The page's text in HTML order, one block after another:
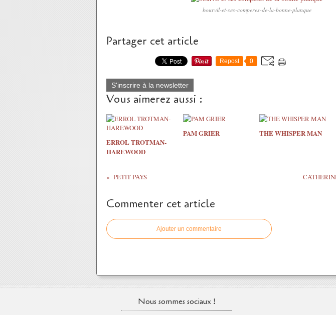
bourvil-et-ses-comperes-de-la-bonne-planque
Partager cet article
Repost 0
S'inscrire à la newsletter
Vous aimerez aussi :
ERROL TROTMAN-
HAREWOOD
PAM GRIER THE WHISPER MAN
PETIT PAYS
Commenter cet article
Ajouter un commentaire
Nous sommes sociaux !